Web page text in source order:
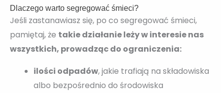
Dlaczego warto segregować śmieci?
Jeśli zastanawiasz się, po co segregować śmieci,
pamiętaj, że takie działanie leży w interesie nas
wszystkich, prowadząc do ograniczenia:
ilości odpadów, jakie trafiają na składowiska
albo bezpośrednio do środowiska